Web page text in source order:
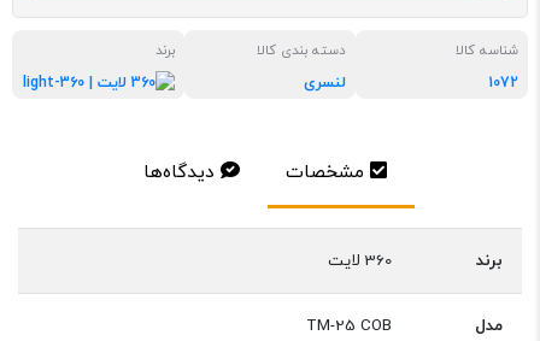
شناسه کالا
1072
دسته بندی کالا
لنسری
برند
مشخصات دیدگاه‌ها
برند 360 لایت
مدل TM-25 COB